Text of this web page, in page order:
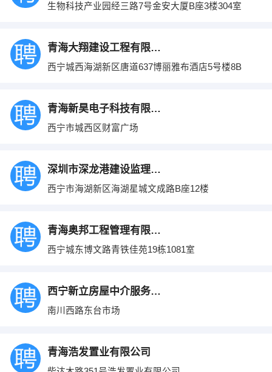
生物科技产业园经三路7号金安大厦B座3楼304室
青海大翔建设工程有限公司
西宁城西海湖新区唐道637博丽雅布酒店5号楼8B
青海新昊电子科技有限公司
西宁市城西区财富广场
深圳市深龙港建设监理有限公司青海分公司
西宁市海湖新区海湖星城文成路B座12楼
青海奥邦工程管理有限公司
西宁城东博文路青铁佳苑19栋1081室
西宁新立房屋中介服务有限公司
南川西路东台市场
青海浩发置业有限公司